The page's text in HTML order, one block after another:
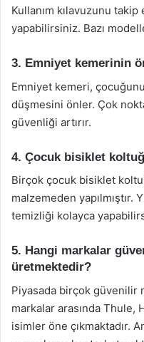
Kullanım kılavuzunu
yapabilirsiniz. Bazı
3. Emniyet kemerinin
Emniyet kemeri,
düşmesini önler. Çok
güvenliği artırır.
4. Çocuk bisiklet
Birçok çocuk bisiklet
malzemeden yapılmıştır.
temizliği kolayca
5. Hangi markalar
üretmektedir?
Piyasada birçok güvenilir
markalar arasında Thule,
isimler öne çıkmaktadır.